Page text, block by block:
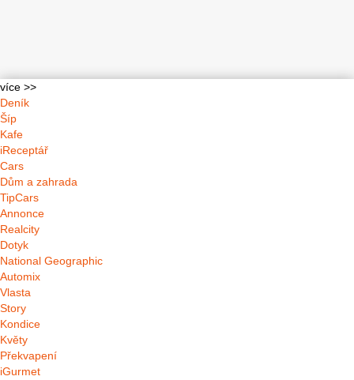
více >>
Deník
Šíp
Kafe
iReceptář
Cars
Dům a zahrada
TipCars
Annonce
Realcity
Dotyk
National Geographic
Automix
Vlasta
Story
Kondice
Květy
Překvapení
iGurmet